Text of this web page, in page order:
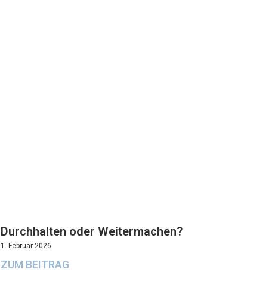
Durchhalten oder Weitermachen?
1. Februar 2026
ZUM BEITRAG